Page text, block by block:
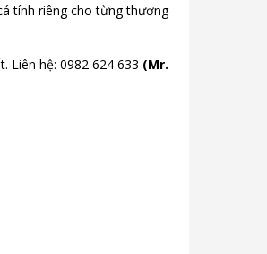
tính riêng cho từng thương
Liên hệ: 0982 624 633 (Mr.